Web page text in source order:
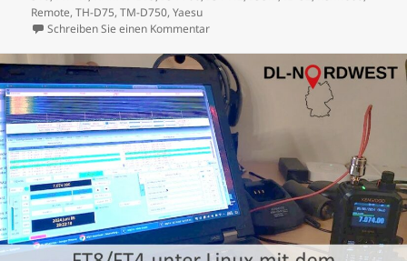
Remote,TH-D75,TM-D750,Yaesu
Schreiben Sie einen Kommentarzu Vorschau HAM RADIO 2025: